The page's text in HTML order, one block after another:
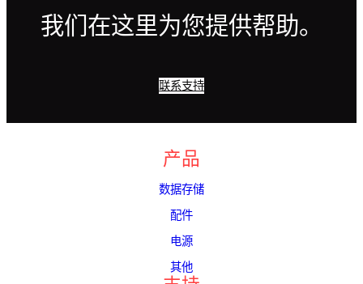
我们在这里为您提供帮助。
联系支持
产品
数据存储
配件
电源
其他